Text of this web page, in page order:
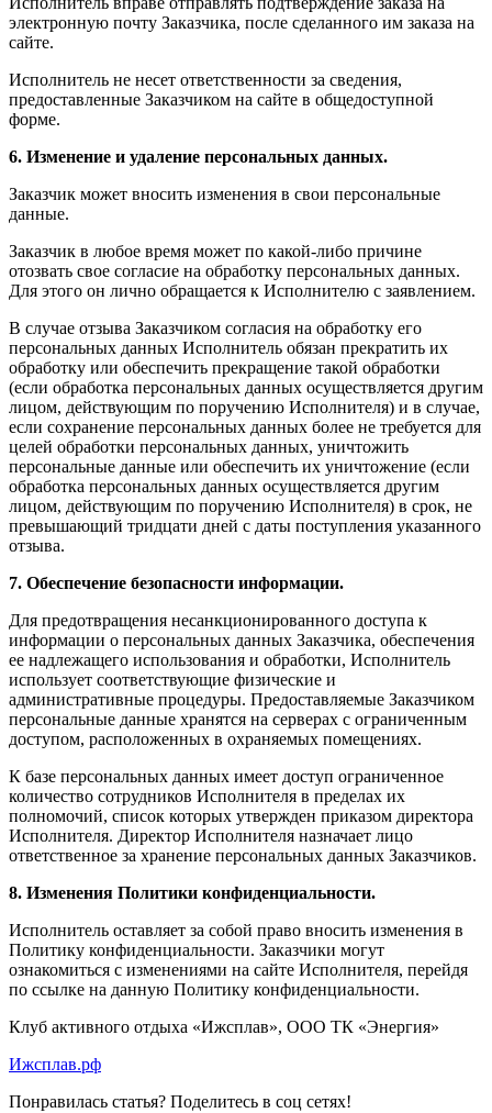
электронную почту Заказчика, после сделанного им заказа на
сайте.
Исполнитель не несет ответственности за сведения,
предоставленные Заказчиком на сайте в общедоступной
форме.
6. Изменение и удаление персональных данных.
Заказчик может вносить изменения в свои персональные
данные.
Заказчик в любое время может по какой-либо причине
отозвать свое согласие на обработку персональных данных.
Для этого он лично обращается к Исполнителю с заявлением.
В случае отзыва Заказчиком согласия на обработку его
персональных данных Исполнитель обязан прекратить их
обработку или обеспечить прекращение такой обработки
(если обработка персональных данных осуществляется другим
лицом, действующим по поручению Исполнителя) и в случае,
если сохранение персональных данных более не требуется для
целей обработки персональных данных, уничтожить
персональные данные или обеспечить их уничтожение (если
обработка персональных данных осуществляется другим
лицом, действующим по поручению Исполнителя) в срок, не
превышающий тридцати дней с даты поступления указанного
отзыва.
7. Обеспечение безопасности информации.
Для предотвращения несанкционированного доступа к
информации о персональных данных Заказчика, обеспечения
ее надлежащего использования и обработки, Исполнитель
использует соответствующие физические и
административные процедуры. Предоставляемые Заказчиком
персональные данные хранятся на серверах с ограниченным
доступом, расположенных в охраняемых помещениях.
К базе персональных данных имеет доступ ограниченное
количество сотрудников Исполнителя в пределах их
полномочий, список которых утвержден приказом директора
Исполнителя. Директор Исполнителя назначает лицо
ответственное за хранение персональных данных Заказчиков.
8. Изменения Политики конфиденциальности.
Исполнитель оставляет за собой право вносить изменения в
Политику конфиденциальности. Заказчики могут
ознакомиться с изменениями на сайте Исполнителя, перейдя
по ссылке на данную Политику конфиденциальности.
Клуб активного отдыха «Ижсплав», ООО ТК «Энергия»
Ижсплав.рф
Понравилась статья? Поделитесь в соц сетях!